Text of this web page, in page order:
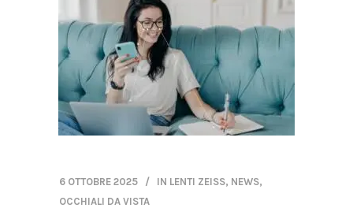
6 OTTOBRE 2025 IN LENTI ZEISS, NEWS,
OCCHIALI DA VISTA